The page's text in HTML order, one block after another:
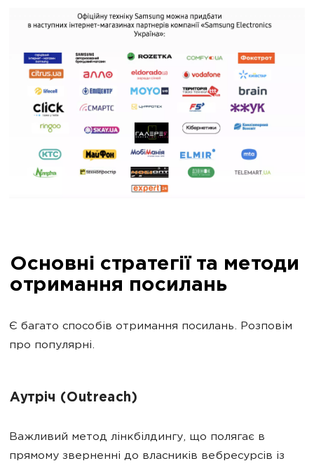
Основні стратегії та методи
отримання посилань
Є багато способів отримання посилань. Розповім
про популярні.
Аутріч (Оutreach)
Важливий метод лінкбілдингу, що полягає в
прямому зверненні до власників вебресурсів із